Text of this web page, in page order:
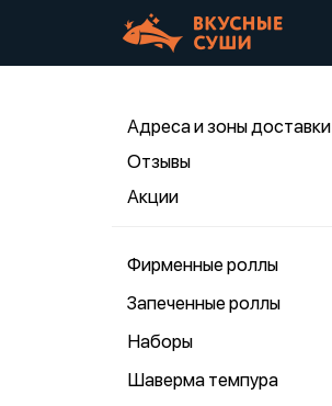
Адреса и зоны доставки
Отзывы
Акции
Фирменные роллы
Запеченные роллы
Наборы
Шаверма темпура